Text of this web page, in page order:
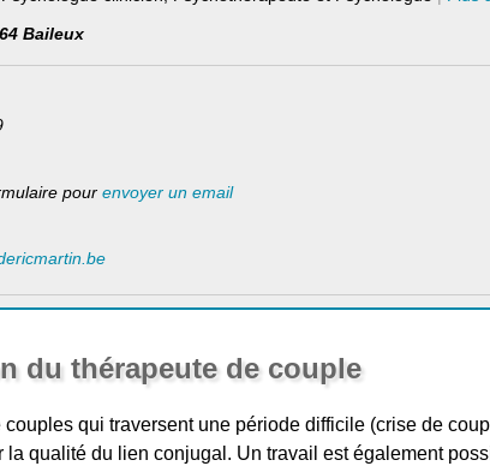
Baileux
pourenvoyer un email
du thérapeute de couple
qui traversent une période difficile (crise de
la qualité du lien conjugal. Un travail est également